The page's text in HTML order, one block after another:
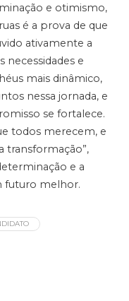
e otimismo,
é a prova de que
ativamente a
necessidades e
mais dinâmico,
nessa jornada, e
se fortalece.
todos merecem, e
transformação”,
e a
futuro melhor.